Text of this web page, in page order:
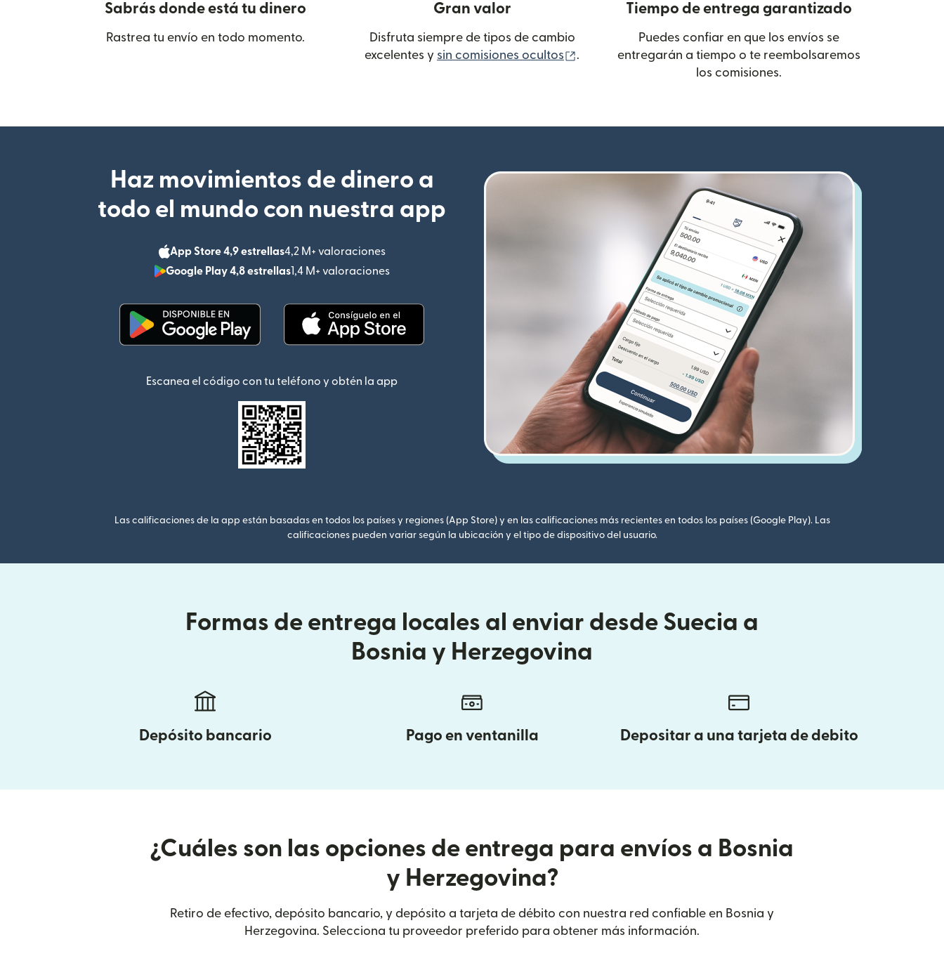
Sabrás donde está tu dinero
Rastrea tu envío en todo momento.
Gran valor
Disfruta siempre de tipos de cambio
excelentes y sin comisiones ocultos (se abre en una ventana nueva)
.
Tiempo de entrega garantizado
Puedes confiar en que los envíos se
entregarán a tiempo o te reembolsaremos
los comisiones.
Haz movimientos de dinero a
todo el mundo con nuestra app
App Store 4,9 estrellas4,2 M+ valoraciones
(se abre en una ventana nueva)
Google Play 4,8 estrellas1,4 M+ valoraciones
(se abre en una ventana nueva)
Escanea el código con tu teléfono y obtén la app
Las calificaciones de la app están basadas en todos los países y regiones (App Store) y en las calificaciones más recientes en todos los países (Google Play). Las
calificaciones pueden variar según la ubicación y el tipo de dispositivo del usuario.
Formas de entrega locales al enviar desde Suecia a
Bosnia y Herzegovina
Depósito bancario Pago en ventanilla Depositar a una tarjeta de debito
¿Cuáles son las opciones de entrega para envíos a Bosnia
y Herzegovina?
Retiro de efectivo, depósito bancario, y depósito a tarjeta de débito con nuestra red confiable en Bosnia y
Herzegovina. Selecciona tu proveedor preferido para obtener más información.